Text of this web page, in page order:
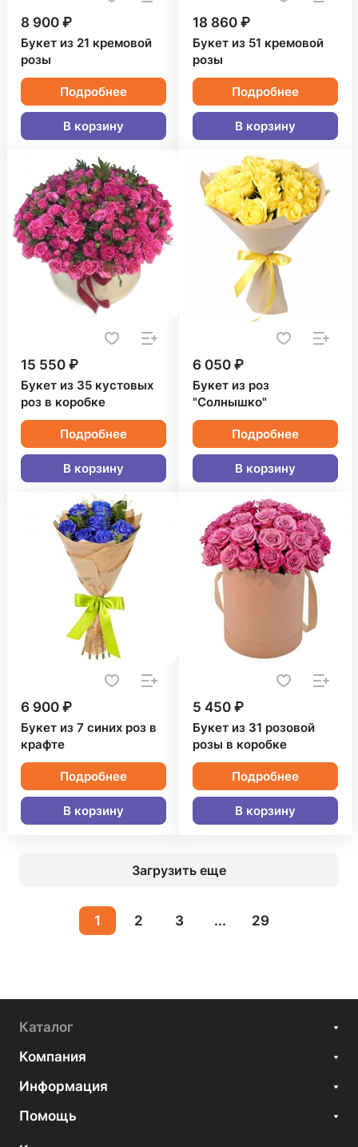
8 900 ₽
Букет из 21 кремовой
розы
Подробнее
В корзину
18 860 ₽
Букет из 51 кремовой
розы
Подробнее
В корзину
15 550 ₽
Букет из 35 кустовых
роз в коробке
Подробнее
В корзину
6 050 ₽
Букет из роз
"Солнышко"
Подробнее
В корзину
6 900 ₽
Букет из 7 синих роз в
крафте
Подробнее
В корзину
5 450 ₽
Букет из 31 розовой
розы в коробке
Подробнее
В корзину
Загрузить еще
1 2 3 ... 29
Каталог
Компания
Информация
Помощь